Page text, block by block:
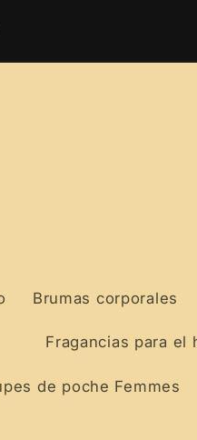
de recogida a
Brumas corporales
Fragancias para el
de poche Femmes